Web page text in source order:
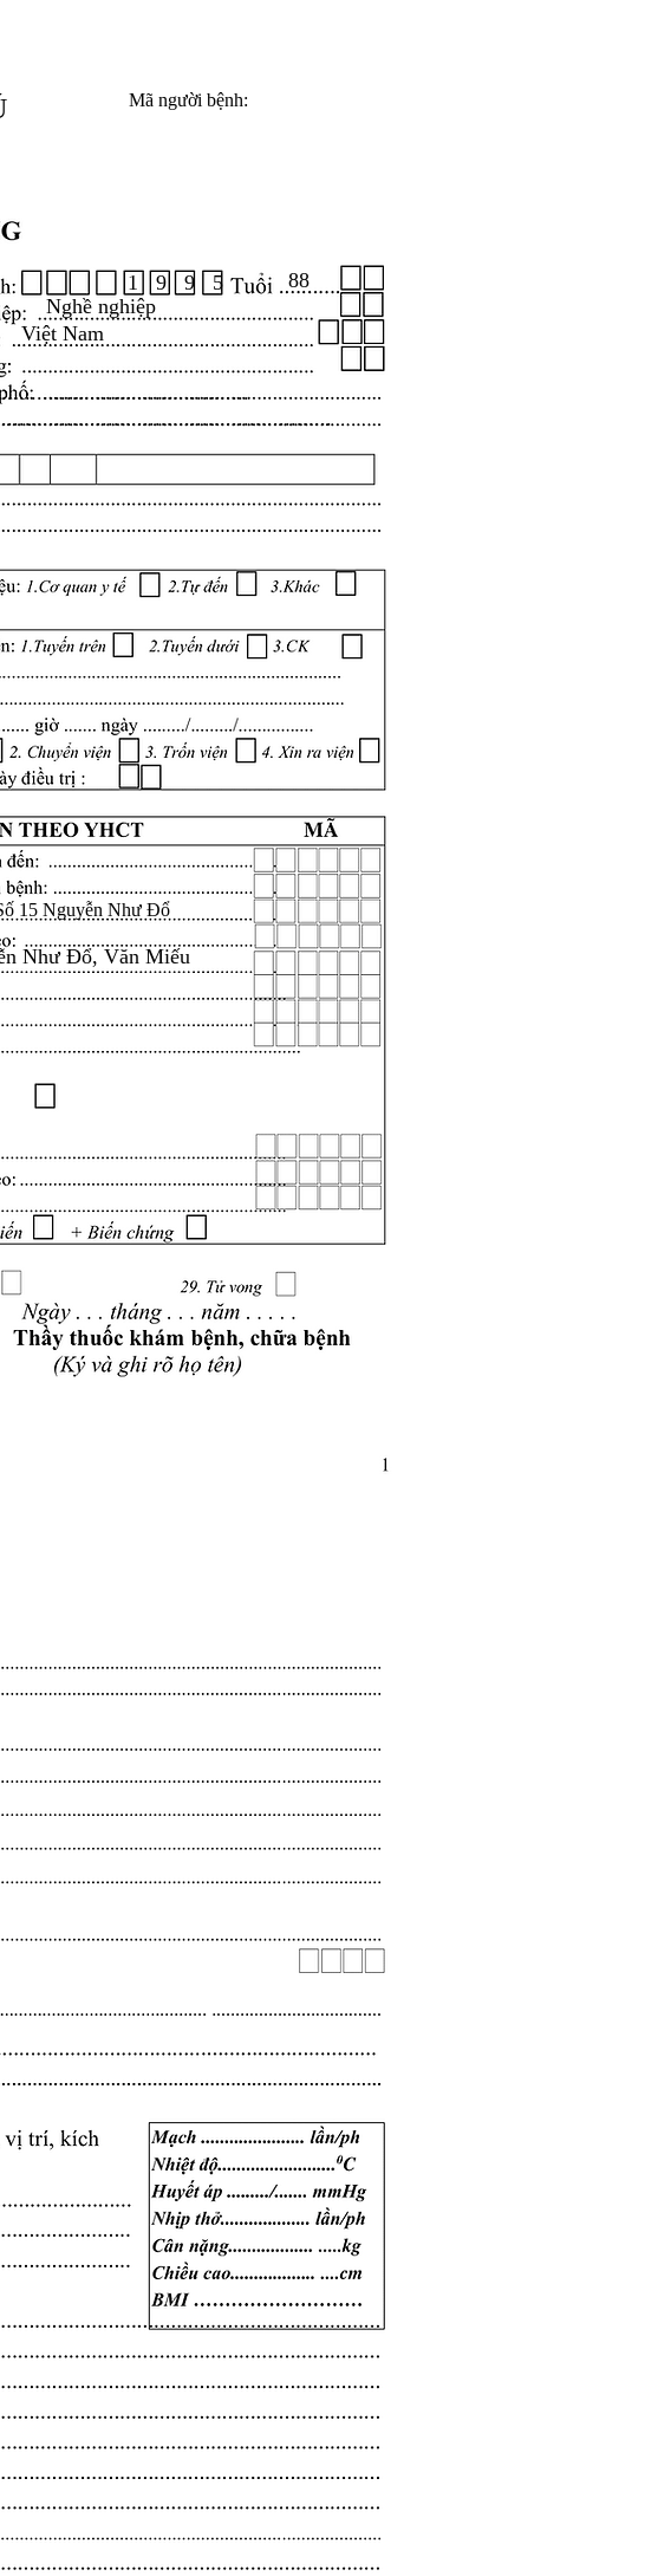
Mã người bệnh:
1 9 9 5 88
Nghề nghiệp
Việt Nam
15 Nguyễn Như Đổ
Như Đổ, Văn Miếu